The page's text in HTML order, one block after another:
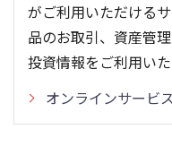
がご利用いただける
品のお取引、資産管
投資情報をご利用いた
オンラインサービ